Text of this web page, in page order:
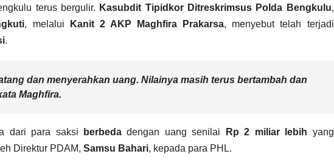
terus bergulir. Kasubdit Tipidkor Ditreskrimsus Polda Bengkulu,
, melalui Kanit 2 AKP Maghfira Prakarsa, menyebut telah terjadi
.
dan menyerahkan uang. Nilainya masih terus bertambah dan
Maghfira.
dari para saksi berbedadengan uang senilai Rp 2 miliar lebih yang
Direktur PDAM, Samsu Bahari, kepada para PHL.